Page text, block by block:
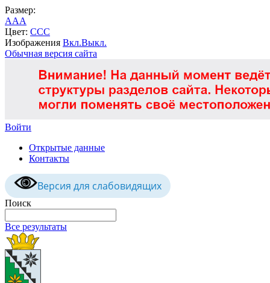
Размер:
AAA
Цвет: CCC
Изображения Вкл.Выкл.
Обычная версия сайта
Войти
Открытые данные
Контакты
Версия для слабовидящих
Поиск
Все результаты